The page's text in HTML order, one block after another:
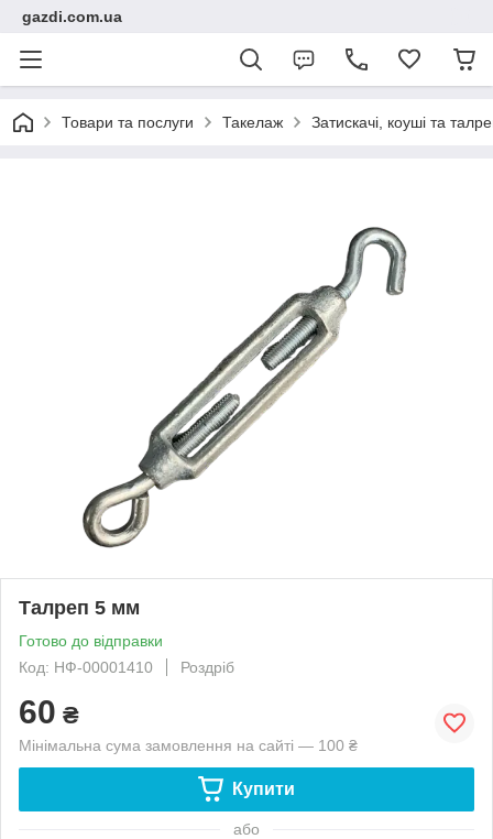
gazdi.com.ua
Товари та послуги Такелаж Затискачі, коуші та
Талреп 5 мм
Готово до відправки
Код: НФ-00001410
Роздріб
60 ₴
Мінімальна сума замовлення на сайті — 100 ₴
Купити
або